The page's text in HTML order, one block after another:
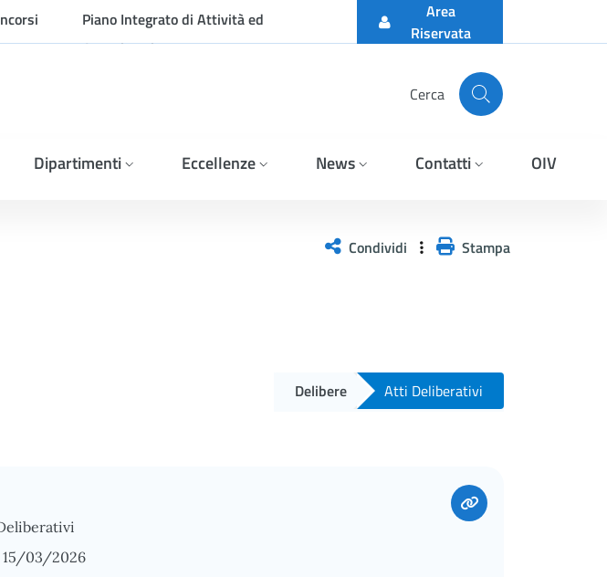
Piano Integrato di Attività ed
Organizzazione
Area
Riservata
Cerca
Dipartimenti Eccellenze News Contatti OIV
Condividi Stampa
Delibere Atti Deliberativi
15/03/2026